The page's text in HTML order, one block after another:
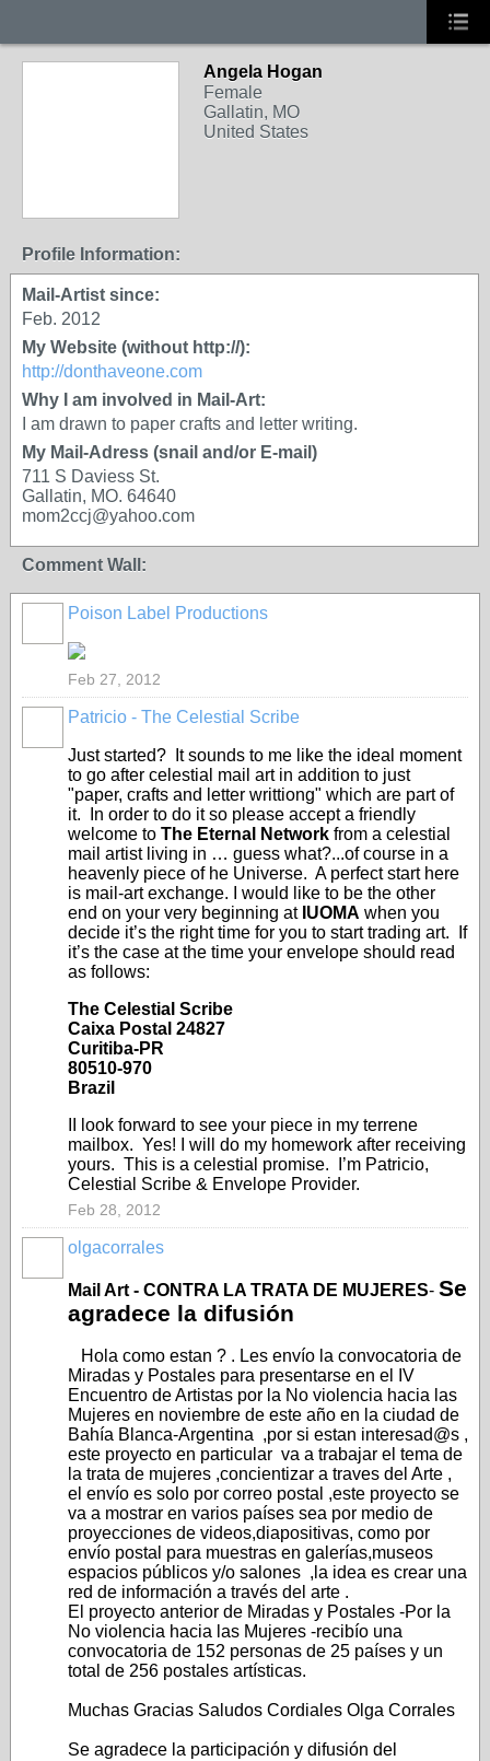
Angela Hogan
Female
Gallatin, MO
United States
Profile Information:
Mail-Artist since:
Feb. 2012
My Website (without http://):
http://donthaveone.com
Why I am involved in Mail-Art:
I am drawn to paper crafts and letter writing.
My Mail-Adress (snail and/or E-mail)
711 S Daviess St.
Gallatin, MO. 64640
mom2ccj@yahoo.com
Comment Wall:
Poison Label Productions
Feb 27, 2012
Patricio - The Celestial Scribe
Just started? It sounds to me like the ideal moment
to go after celestial mail art in addition to just
"paper, crafts and letter writtiong" which are part of
it. In order to do it so please accept a friendly
welcome to The Eternal Network from a celestial
mail artist living in … guess what?...of course in a
heavenly piece of he Universe. A perfect start here
is mail-art exchange. I would like to be the other
end on your very beginning at IUOMA when you
decide it’s the right time for you to start trading art. If
it’s the case at the time your envelope should read
as follows:
The Celestial Scribe
Caixa Postal 24827
Curitiba-PR
80510-970
Brazil
II look forward to see your piece in my terrene
mailbox. Yes! I will do my homework after receiving
yours. This is a celestial promise. I’m Patricio,
Celestial Scribe & Envelope Provider.
Feb 28, 2012
olgacorrales
Mail Art - CONTRA LA TRATA DE MUJERES- Se
agradece la difusión
Hola como estan ? . Les envío la convocatoria de
Miradas y Postales para presentarse en el IV
Encuentro de Artistas por la No violencia hacia las
Mujeres en noviembre de este año en la ciudad de
Bahía Blanca-Argentina ,por si estan interesad@s ,
este proyecto en particular va a trabajar el tema de
la trata de mujeres ,concientizar a traves del Arte ,
el envío es solo por correo postal ,este proyecto se
va a mostrar en varios países sea por medio de
proyecciones de videos,diapositivas, como por
envío postal para muestras en galerías,museos
espacios públicos y/o salones ,la idea es crear una
red de información a través del arte .
El proyecto anterior de Miradas y Postales -Por la
No violencia hacia las Mujeres -recibío una
convocatoria de 152 personas de 25 países y un
total de 256 postales artísticas.
Muchas Gracias Saludos Cordiales Olga Corrales
Se agradece la participación y difusión del